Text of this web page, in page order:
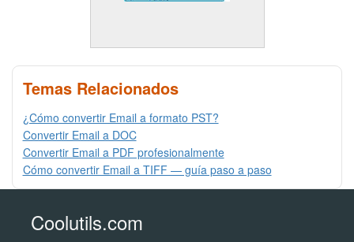
Temas Relacionados
¿Cómo convertir Email a formato PST?
Convertir Email a DOC
Convertir Email a PDF profesionalmente
Cómo convertir Email a TIFF — guía paso a paso
Coolutils.com